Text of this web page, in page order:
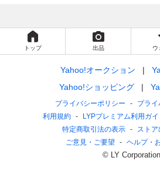
トップ 出品 ウ
Yahoo!オークション
Yahoo!ショッピング
プライバシーポリシー
プラ
利用規約
LYPプレミアム利用ガイ
特定商取引法の表示
スト
ご意見・ご要望
ヘルプ・
© LY Corporation